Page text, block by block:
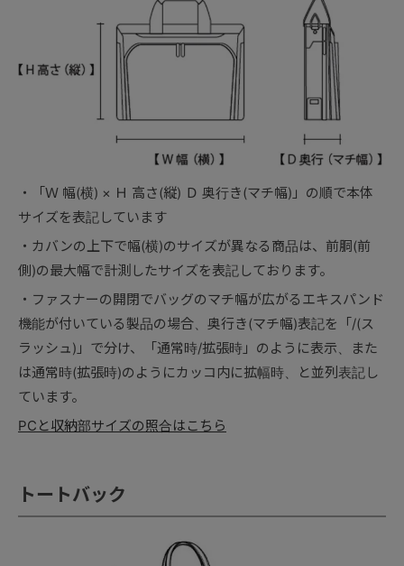
「Ｗ 幅(横) × Ｈ 高さ(縦) Ｄ 奥行き(マチ幅)」の順で本体
サイズを表記しています
カバンの上下で幅(横)のサイズが異なる商品は、前胴(前
側)の最大幅で計測したサイズを表記しております。
ファスナーの開閉でバッグのマチ幅が広がるエキスパンド
機能が付いている製品の場合、奥行き(マチ幅)表記を「/(ス
ラッシュ)」で分け、「通常時/拡張時」のように表示、また
は通常時(拡張時)のようにカッコ内に拡幅時、と並列表記し
ています。
PCと収納部サイズの照合はこちら
トートバック